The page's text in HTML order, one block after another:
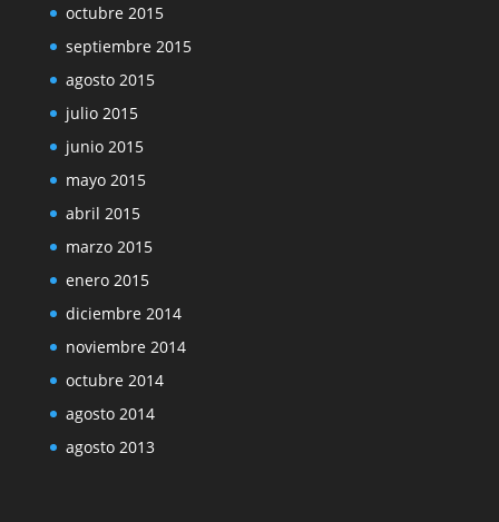
octubre 2015
septiembre 2015
agosto 2015
julio 2015
junio 2015
mayo 2015
abril 2015
marzo 2015
enero 2015
diciembre 2014
noviembre 2014
octubre 2014
agosto 2014
agosto 2013